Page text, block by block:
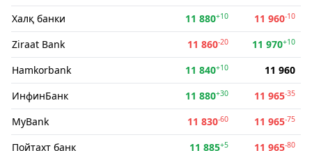
Халқ банки 11 880+10 11 960-10
Ziraat Bank 11 860-20 11 970+10
Hamkorbank 11 840+10
11 960
ИнфинБанк
11 880+30 11 965-35
MyBank 11 830-60 11 965-75
Пойтахт банк 11 885+5 11 965-80